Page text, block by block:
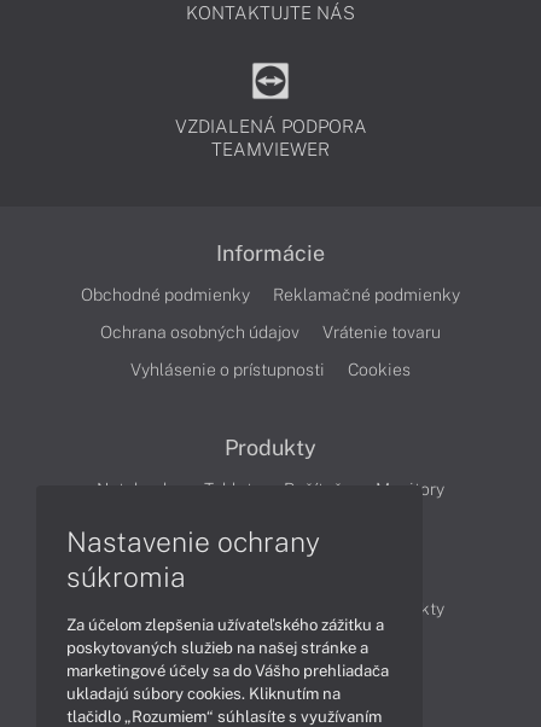
KONTAKTUJTE NÁS
VZDIALENÁ PODPORA
TEAMVIEWER
Informácie
Obchodné podmienky
Reklamačné podmienky
Ochrana osobných údajov
Vrátenie tovaru
Vyhlásenie o prístupnosti
Cookies
Produkty
Notebooky Tablety Počítače Monitory
Produkty
Technológie
Videá
Nastavenie ochrany
súkromia
Za účelom zlepšenia užívateľského zážitku a
poskytovaných služieb na našej stránke a
marketingové účely sa do Vášho prehliadača
ukladajú súbory cookies. Kliknutím na
tlačidlo „Rozumiem“ súhlasíte s využívaním